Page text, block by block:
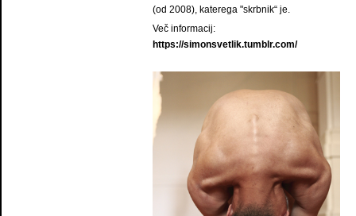
(od 2008), katerega "skrbnik“ je.
Več informacij:
https://simonsvetlik.tumblr.com/